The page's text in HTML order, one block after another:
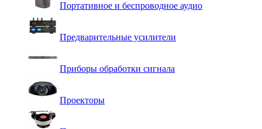
Портативное и беспроводное аудио
Предварительные усилители
Приборы обработки сигнала
Проекторы